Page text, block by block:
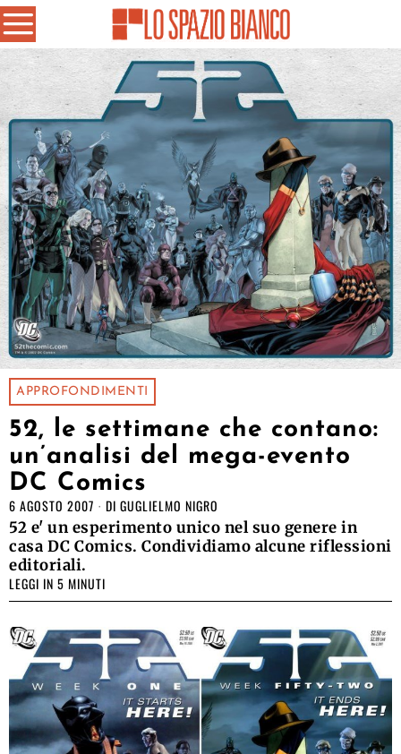
APPROFONDIMENTI
52, le settimane che contano:
un’analisi del mega-evento
DC Comics
6 AGOSTO 2007 DI GUGLIELMO NIGRO
52 e' un esperimento unico nel suo genere in
casa DC Comics. Condividiamo alcune riflessioni
editoriali.
LEGGI IN 5 MINUTI